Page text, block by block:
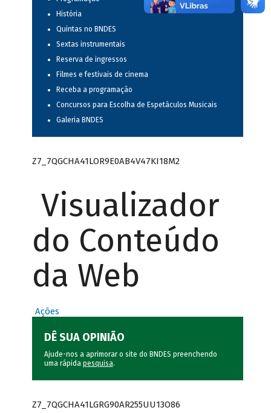
História
Quintas no BNDES
Sextas instrumentais
Reserva de ingressos
Filmes e festivais de cinema
Receba a programação
Concursos para Escolha de Espetáculos Musicais
Galeria BNDES
Z7_7QGCHA41LOR9E0AB4V47KI18M2
Visualizador
do Conteúdo
da Web
Ações
DÊ SUA OPINIÃO
Ajude-nos a aprimorar o site do BNDES preenchendo
uma rápida pesquisa.
Z7_7QGCHA41LGRG90AR255UU13O86